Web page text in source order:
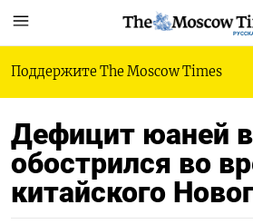
Поддержите The Moscow Times
Дефицит юаней
обострился во
китайского